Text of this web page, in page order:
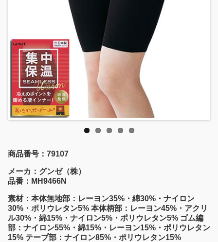
商品番号：79107
メーカ：グンゼ（株）
品番：MH9466N
素材：本体無地部：レーヨン35%・綿30%・ナイロン
30%・ポリウレタン5% 本体柄部：レーヨン45%・アクリ
ル30%・綿15%・ナイロン5%・ポリウレタン5% ゴム編
部：ナイロン55%・綿15%・レーヨン15%・ポリウレタン
15% テープ部：ナイロン85%・ポリウレタン15%